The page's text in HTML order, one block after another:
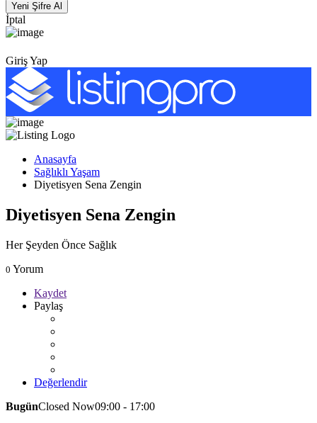
İptal
Giriş Yap
Anasayfa
Sağlıklı Yaşam
Diyetisyen Sena Zengin
Diyetisyen Sena Zengin
Her Şeyden Önce Sağlık
0 Yorum
Kaydet
Paylaş
Değerlendir
BugünClosed Now09:00 - 17:00